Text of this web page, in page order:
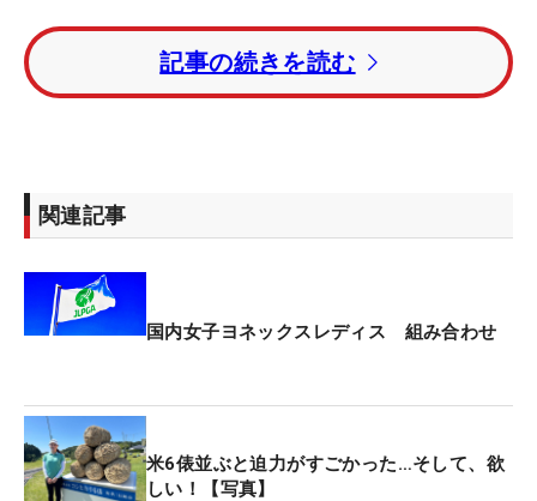
2020‐21年シーズン以来となるシード選手としてプ
レーする今季だが、ここまで結果は芳しくない。11
試合に出場し、予選通過はわずか2試合で、最高順
ら指導を受ける青木翔コーチのアドバイスをもと
に、「テークバックの時に右のお尻に体重を乗せる
そのかいあって、聞こえてきたのは「ちょっと（状
かった。でも（このコースを回り）昨年のいいイメ
ージが出てきもしました」。攻略法はしっかりと頭
に描けている。
記事の続きを読む
関連記事
国内女子ヨネックスレディス 組み合わせ
米6俵並ぶと迫力がすごかった…そして、欲
しい！【写真】